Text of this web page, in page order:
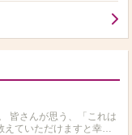
えていただけますと幸い